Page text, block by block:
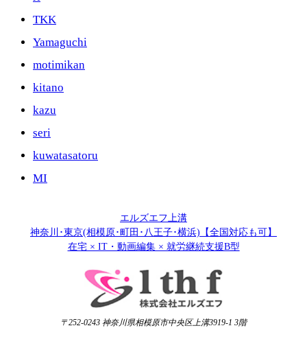
TKK
Yamaguchi
motimikan
kitano
kazu
seri
kuwatasatoru
MI
エルズエフ上溝
神奈川･東京(相模原･町田･八王子･横浜)【全国対応も可】
在宅 × IT・動画編集 × 就労継続支援B型
〒252-0243 神奈川県相模原市中央区上溝3919-1 3階